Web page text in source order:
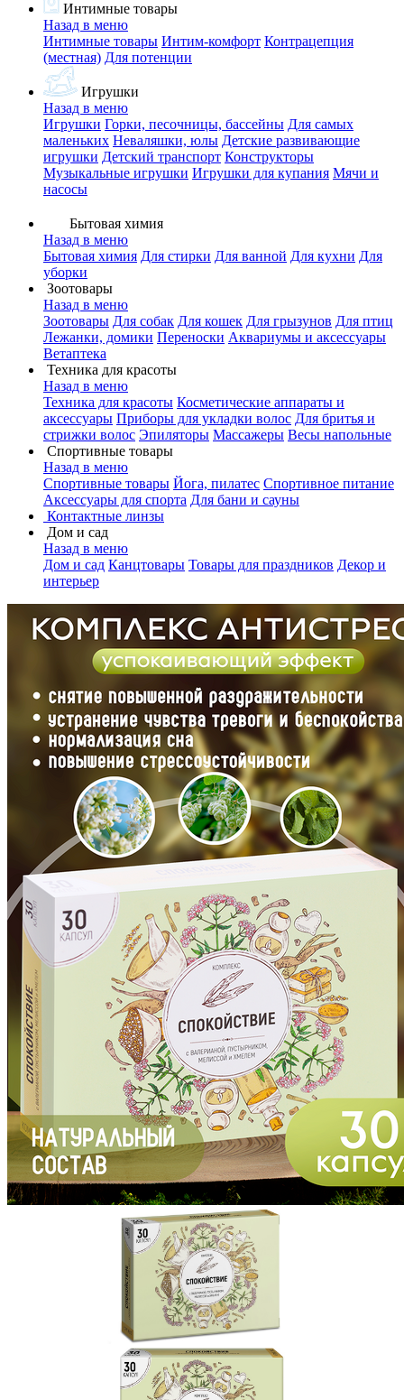
Интимные товары
Назад в меню
Интимные товары Интим-комфорт Контрацепция
(местная) Для потенции
Игрушки
Назад в меню
Игрушки Горки, песочницы, бассейны Для самых
маленьких Неваляшки, юлы Детские развивающие
игрушки Детский транспорт Конструкторы
Музыкальные игрушки Игрушки для купания Мячи и
насосы
Бытовая химия
Назад в меню
Бытовая химия Для стирки Для ванной Для кухни Для
уборки
Зоотовары
Назад в меню
Зоотовары Для собак Для кошек Для грызунов Для птиц
Лежанки, домики Переноски Аквариумы и аксессуары
Ветаптека
Техника для красоты
Назад в меню
Техника для красоты Косметические аппараты и
аксессуары Приборы для укладки волос Для бритья и
стрижки волос Эпиляторы Массажеры Весы напольные
Спортивные товары
Назад в меню
Спортивные товары Йога, пилатес Спортивное питание
Аксессуары для спорта Для бани и сауны
Контактные линзы
Дом и сад
Назад в меню
Дом и сад Канцтовары Товары для праздников Декор и
интерьер